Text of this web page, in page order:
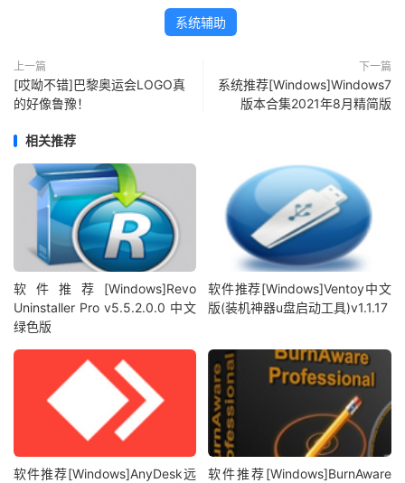
系统辅助
上一篇
[哎呦不错]巴黎奥运会LOGO真
的好像鲁豫！
下一篇
系统推荐[Windows]Windows7
版本合集2021年8月精简版
相关推荐
软件推荐[Windows]Revo
Uninstaller Pro v5.5.2.0.0 中文
绿色版
软件推荐[Windows]Ventoy中文
版(装机神器u盘启动工具)v1.1.17
软件推荐[Windows]AnyDesk远
软件推荐[Windows]BurnAware